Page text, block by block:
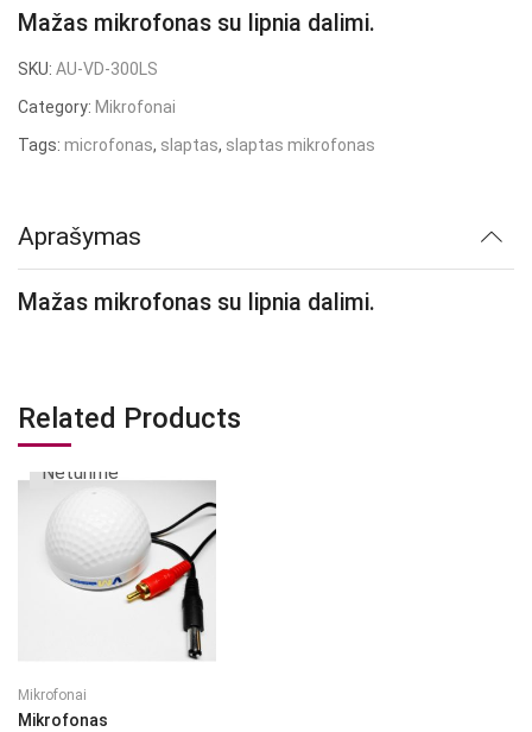
Mažas mikrofonas su lipnia dalimi.
SKU: AU-VD-300LS
Category: Mikrofonai
Tags: microfonas, slaptas, slaptas mikrofonas
Aprašymas
Mažas mikrofonas su lipnia dalimi.
Related Products
Neturime
Mikrofonai
Mikrofonas